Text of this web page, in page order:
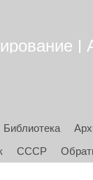
Библиотека
СССР